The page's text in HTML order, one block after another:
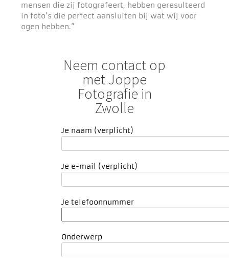
mensen die zij fotografeert, hebben geresulteerd
in foto’s die perfect aansluiten bij wat wij voor
ogen hebben.”
Neem contact op
met Joppe
Fotografie in
Zwolle
Je naam (verplicht)
Je e-mail (verplicht)
Je telefoonnummer
Onderwerp